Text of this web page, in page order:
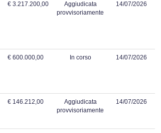
€ 3.217.200,00
Aggiudicata
provvisoriamente
14/07/2026
€ 600.000,00 In corso 14/07/2026
€ 146.212,00
Aggiudicata
provvisoriamente
14/07/2026